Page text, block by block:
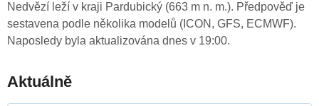
Nedvězí leží v kraji Pardubický (663 m n. m.). Předpověď je
sestavena podle několika modelů (ICON, GFS, ECMWF).
Naposledy byla aktualizována dnes v 19:00.
Aktuálně